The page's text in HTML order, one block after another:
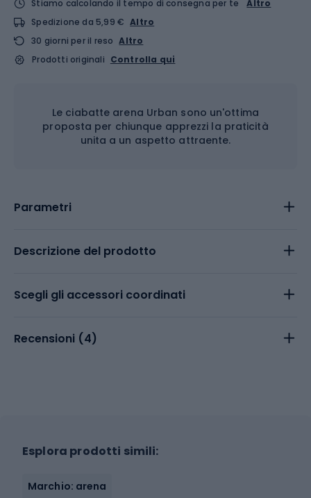
Stiamo calcolando il tempo di consegna per te
Altro
Spedizione da 5,99 € Altro
30 giorni per il reso Altro
Prodotti originali Controlla qui
Le ciabatte arena Urban sono un'ottima
proposta per chiunque apprezzi la praticità
unita a un aspetto attraente.
Parametri
Descrizione del prodotto
Scegli gli accessori coordinati
Recensioni (4)
Esplora prodotti simili:
Marchio: arena